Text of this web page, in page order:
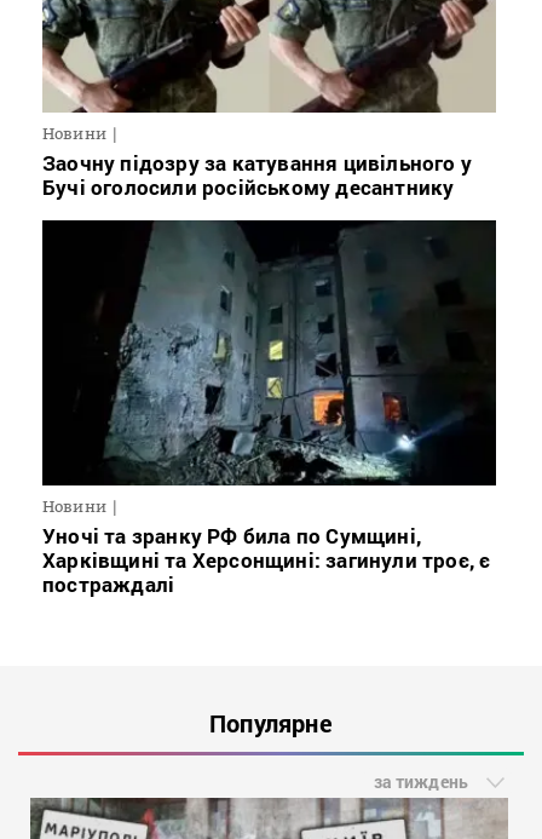
Новини
Заочну підозру за катування цивільного у
Бучі оголосили російському десантнику
Новини
Уночі та зранку РФ била по Сумщині,
Харківщині та Херсонщині: загинули троє, є
постраждалі
Популярне
за тиждень